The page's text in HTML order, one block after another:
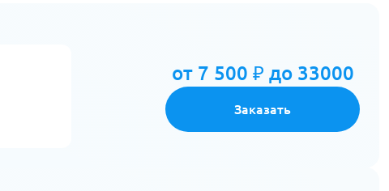
от 7 500 ₽ до 33000
Заказать